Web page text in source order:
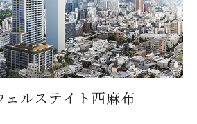
ェルステイト西麻布